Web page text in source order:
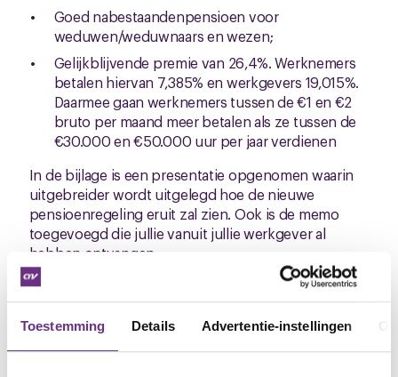
Toestemming Details Advertentie-instellingen
Goed nabestaandenpensioen voor
weduwen/weduwnaars en wezen;
Gelijkblijvende premie van 26,4%. Werknemers
betalen hiervan 7,385% en werkgevers 19,015%.
Daarmee gaan werknemers tussen de €1 en €2
bruto per maand meer betalen als ze tussen de
€30.000 en €50.000 uur per jaar verdienen
In de bijlage is een presentatie opgenomen waarin
uitgebreider wordt uitgelegd hoe de nieuwe
pensioenregeling eruit zal zien. Ook is de memo
toegevoegd die jullie vanuit jullie werkgever al
hebben ontvangen.
Ledenraadpleging
toegepast is opgenomen in de cao, moeten alle cao
partijen akkoord geven op een wijziging van de